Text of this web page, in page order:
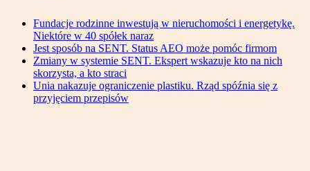
Fundacje rodzinne inwestują w nieruchomości i energetykę.
Niektóre w 40 spółek naraz
Jest sposób na SENT. Status AEO może pomóc firmom
Zmiany w systemie SENT. Ekspert wskazuje kto na nich
skorzysta, a kto straci
Unia nakazuje ograniczenie plastiku. Rząd spóźnia się z
przyjęciem przepisów